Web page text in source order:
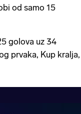
od samo 15
golova uz 34
prvaka, Kup kralja,